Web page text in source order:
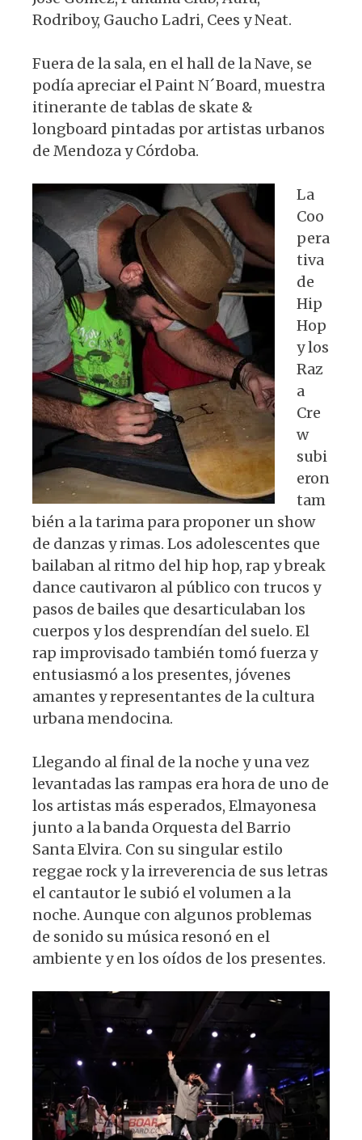
Rodriboy, Gaucho Ladri, Cees y Neat.
Fuera de la sala, en el hall de la Nave, se
podía apreciar el Paint N´Board, muestra
itinerante de tablas de skate &
longboard pintadas por artistas urbanos
de Mendoza y Córdoba.
La
Coo
pera
tiva
de
Hip
Hop
y los
Raz
a
Cre
w
subi
eron
tam
bién a la tarima para proponer un show
de danzas y rimas. Los adolescentes que
bailaban al ritmo del hip hop, rap y break
dance cautivaron al público con trucos y
pasos de bailes que desarticulaban los
cuerpos y los desprendían del suelo. El
rap improvisado también tomó fuerza y
entusiasmó a los presentes, jóvenes
amantes y representantes de la cultura
urbana mendocina.
Llegando al final de la noche y una vez
levantadas las rampas era hora de uno de
los artistas más esperados, Elmayonesa
junto a la banda Orquesta del Barrio
Santa Elvira. Con su singular estilo
reggae rock y la irreverencia de sus letras
el cantautor le subió el volumen a la
noche. Aunque con algunos problemas
de sonido su música resonó en el
ambiente y en los oídos de los presentes.